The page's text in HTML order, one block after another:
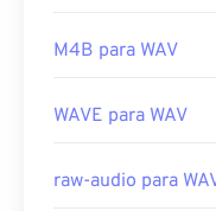
Desenvolvido por:
Links úteis:
https://
M4B para WAV
WAVE para WAV
raw-audio para